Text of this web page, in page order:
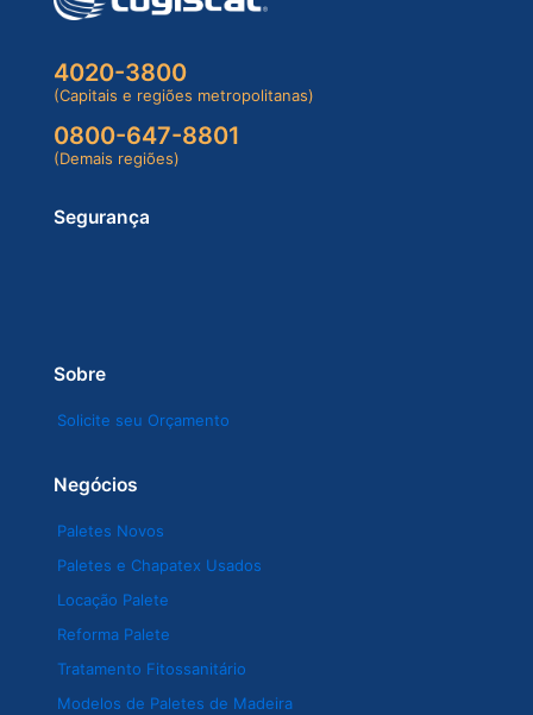
4020-3800
(Capitais e regiões metropolitanas)
0800-647-8801
(Demais regiões)
Segurança
Sobre
Solicite seu Orçamento
Negócios
Paletes Novos
Paletes e Chapatex Usados
Locação Palete
Reforma Palete
Tratamento Fitossanitário
Modelos de Paletes de Madeira